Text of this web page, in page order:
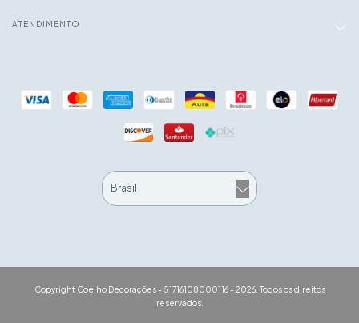
ATENDIMENTO
Copyright Coelho Decorações - 51716108000116 - 2026. Todos os direitos
reservados.